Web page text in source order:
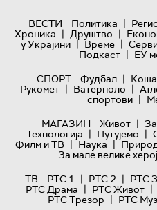
ВЕСТИ Политика |
Хроника | Друштво |
у Украјини | Време |
Подкаст | ЕУ
СПОРТ
Фудбал |
Рукомет | Ватерполо |
спортови |
МАГАЗИН
Живот |
Технологијa | Путујемо |
Филм и ТВ | Наука |
За мале велике
ТВ
РТС 1 | РТС 2 | РТС 3
РТС Драма | РТС Живот |
РТС Трезор | РТС